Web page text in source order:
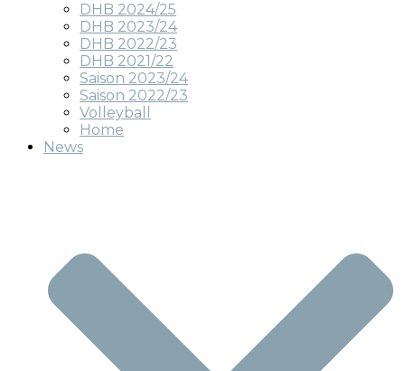
DHB 2024/25
DHB 2023/24
DHB 2022/23
DHB 2021/22
Saison 2023/24
Saison 2022/23
Volleyball
Home
News